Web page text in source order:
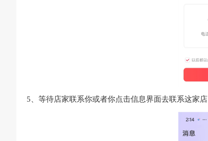
5、等待店家联系你或者你点击信息界面去联系这家店